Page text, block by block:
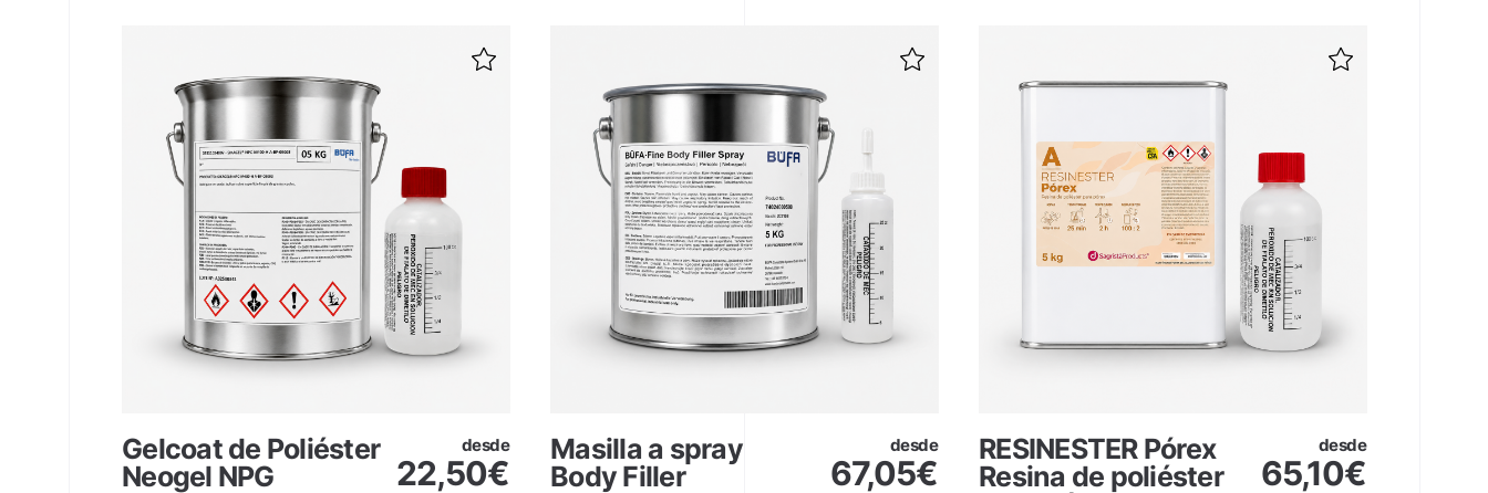
Gelcoat de Poliéster
Neogel NPG
desde
22,50€
Masilla a spray
Body Filler
desde
67,05€
RESINESTER Pórex
Resina de poliéster
desde
65,10€